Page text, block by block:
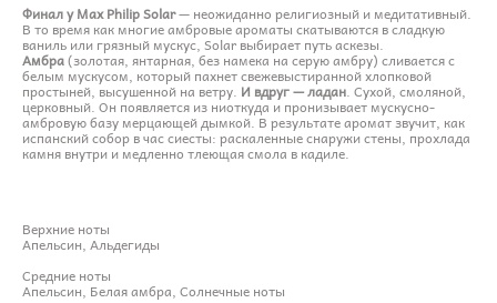
Финал у Max Philip Solar— неожиданно религиозный и медитативный.
В то время как многие амбровые ароматы скатываются в сладкую
ваниль или грязный мускус, Solar выбирает путь аскезы.
Амбра(золотая, янтарная, без намека на серую амбру) сливается с
белым мускусом, который пахнет свежевыстиранной хлопковой
простыней, высушенной на ветру. И вдруг — ладан. Сухой, смоляной,
церковный. Он появляется из ниоткуда и пронизывает мускусно-
амбровую базу мерцающей дымкой. В результате аромат звучит, как
испанский собор в час сиесты: раскаленные снаружи стены, прохлада
камня внутри и медленно тлеющая смола в кадиле.
Верхние ноты
Апельсин, Альдегиды
Средние ноты
Апельсин, Белая амбра, Солнечные ноты